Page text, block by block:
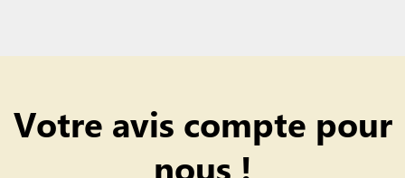
Votre avis compte pour
nous !